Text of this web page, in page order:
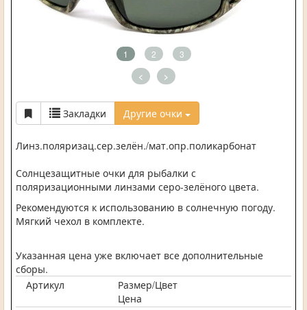
1 2 3
< >
Закладки Другие очки
Линз.поляризац.сер.зелён./мат.опр.поликарбонат
Солнцезащитные очки для рыбалки с
поляризационными линзами серо-зелёного цвета.
Рекомендуются к использованию в солнечную погоду.
Мягкий чехол в комплекте.
Указанная цена уже включает все дополнительные
сборы.
Артикул
Размер/Цвет
Цена